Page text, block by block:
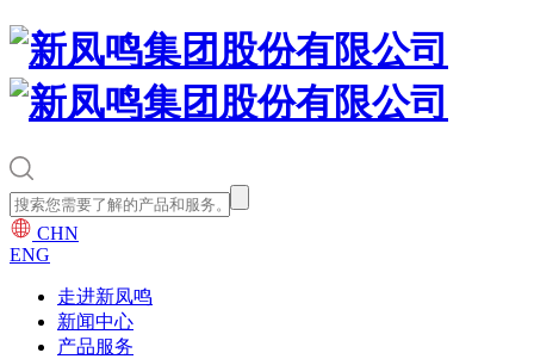
CHN
ENG
走进新凤鸣
新闻中心
产品服务